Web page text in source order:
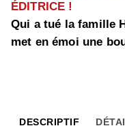
ÉDITRICE !
Qui a tué la famille
met en émoi une
DESCRIPTIF